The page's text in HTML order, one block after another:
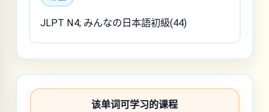
JLPT N4; みんなの日本語初級(44)
该单词可学习的课程